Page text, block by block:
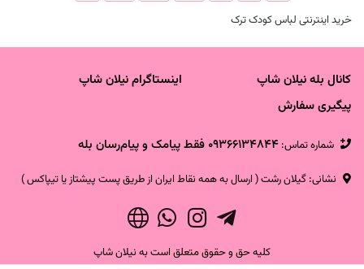
خرید اینترنتی لباس کودک ترک
کانال بله نیلان شاپ
اینستاگرام نیلان شاپ
پیگیری سفارش
شماره تماس‌: 09366134844 فقط پیامک و پیام‌رسان بله
نشانی: گیلان رشت ( ارسال به همه نقاط ایران از طریق پست پیشتاز یا تیپاکس )
کلیه حق و حقوق متعلق است به نیلان شاپ